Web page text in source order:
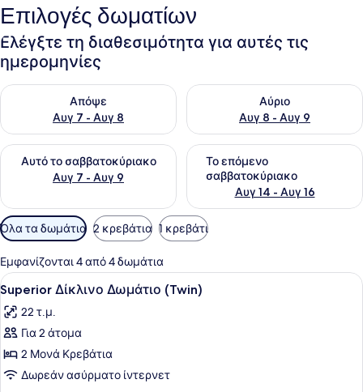
Επιλογές δωματίων
Ελέγξτε τη διαθεσιμότητα για αυτές τις
ημερομηνίες
Απόψε
Αυγ 7 - Αυγ 8
Έλεγχος διαθεσιμότητας για απόψε Αυγ 7 - Αυγ 8
Αύριο
Αυγ 8 - Αυγ 9
Έλεγχος διαθεσιμότητας
Αυτό το σαββατοκύριακο
Αυγ 7 - Αυγ 9
Έλεγχος διαθεσιμότητας για αυτό το σαββατοκύριακο
Το επόμενο
σαββατοκύριακο
Αυγ 14 - Αυγ 16
Έλεγχος διαθεσιμότητας
Διαθέσιμα
φίλτρα
για
τα
δωμάτια
Όλα τα δωμάτια 2 κρεβάτια 1 κρεβάτι
Εμφανίζονται 4 από 4 δωμάτια
Προβολή
όλων
των
φωτογραφιών
για
Superior
Ένα δωμάτιο ξενοδοχείου με δύο
21
Superior Δίκλινο Δωμάτιο (Twin)
22 τ.μ.
Για 2 άτομα
2 Μονά Κρεβάτια
Δωρεάν ασύρματο ίντερνετ